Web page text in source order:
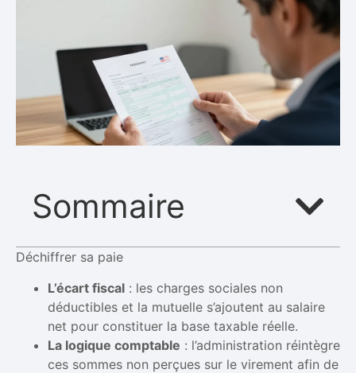
Sommaire
Déchiffrer sa paie
L’écart fiscal : les charges sociales non
déductibles et la mutuelle s’ajoutent au salaire
net pour constituer la base taxable réelle.
La logique comptable : l’administration réintègre
ces sommes non perçues sur le virement afin de